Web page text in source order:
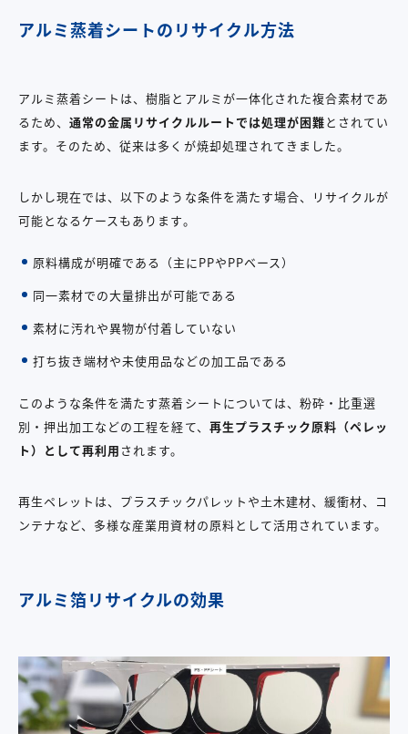
アルミ蒸着シートのリサイクル方法
アルミ蒸着シートは、樹脂とアルミが一体化された複合素材であ
るため、通常の金属リサイクルルートでは処理が困難とされてい
ます。そのため、従来は多くが焼却処理されてきました。
しかし現在では、以下のような条件を満たす場合、リサイクルが
可能となるケースもあります。
原料構成が明確である（主にPPやPPベース）
同一素材での大量排出が可能である
素材に汚れや異物が付着していない
打ち抜き端材や未使用品などの加工品である
このような条件を満たす蒸着シートについては、粉砕・比重選
別・押出加工などの工程を経て、 再生プラスチック原料（ペレッ
ト）として再利用 されます。
再生ペレットは、プラスチックパレットや土木建材、緩衝材、コ
ンテナなど、多様な産業用資材の原料として活用されています。
アルミ箔リサイクルの効果